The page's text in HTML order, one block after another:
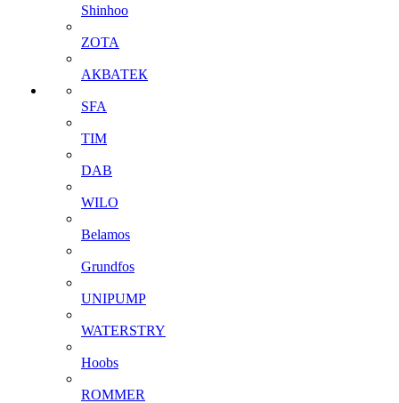
Shinhoo
ZOTA
АКВАТЕК
SFA
TIM
DAB
WILO
Belamos
Grundfos
UNIPUMP
WATERSTRY
Hoobs
ROMMER